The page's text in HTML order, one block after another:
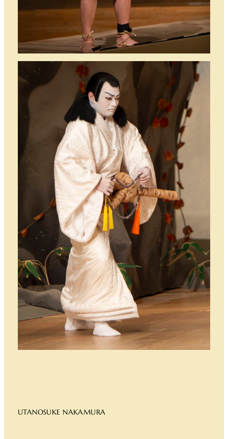
UTANOSUKE NAKAMURA